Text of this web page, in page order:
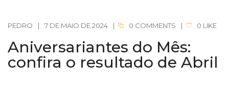
PEDRO | 7 DE MAIO DE 2024 | 0 COMMENTS | 0 LIKE
Aniversariantes do Mês:
confira o resultado de Abril